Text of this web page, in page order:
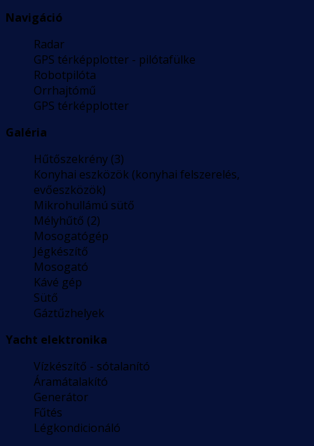
Navigáció
Radar
GPS térképplotter - pilótafülke
Robotpilóta
Orrhajtómű
GPS térképplotter
Galéria
Hűtőszekrény (3)
Konyhai eszközök (konyhai felszerelés,
evőeszközök)
Mikrohullámú sütő
Mélyhűtő (2)
Mosogatógép
Jégkészítő
Mosogató
Kávé gép
Sütő
Gáztűzhelyek
Yacht elektronika
Vízkészítő - sótalanító
Áramátalakító
Generátor
Fűtés
Légkondicionáló